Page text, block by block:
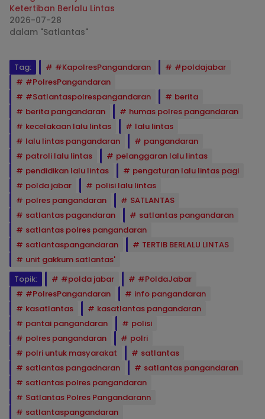
Ketertiban Berlalu Lintas
2026-07-28
dalam "Satlantas"
Tag: #KapolresPangandaran
#poldajabar
#PolresPangandaran
#Satlantaspolrespangandaran
berita
berita pangandaran
humas polres pangandaran
kecelakaan lalu lintas
lalu lintas
lalu lintas pangandaran
pangandaran
patroli lalu lintas
pelanggaran lalu lintas
pendidikan lalu lintas
pengaturan lalu lintas pagi
polda jabar
polisi lalu lintas
polres pangandaran
SATLANTAS
satlantas pagandaran
satlantas pangandaran
satlantas polres pangandaran
satlantaspangandaran
TERTIB BERLALU LINTAS
unit gakkum satlantas'
Topik:
#polda jabar
#PoldaJabar
#PolresPangandaran
info pangandaran
kasatlantas
kasatlantas pangandaran
pantai pangandaran
polisi
polres pangandaran
polri
polri untuk masyarakat
satlantas
satlantas pangadnaran
satlantas pangandaran
satlantas polres pangandaran
Satlantas Polres Pangandarann
satlantaspangandaran